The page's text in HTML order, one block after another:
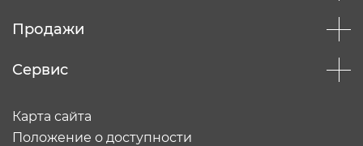
Продажи
Сервис
Карта сайта
Положение о доступности